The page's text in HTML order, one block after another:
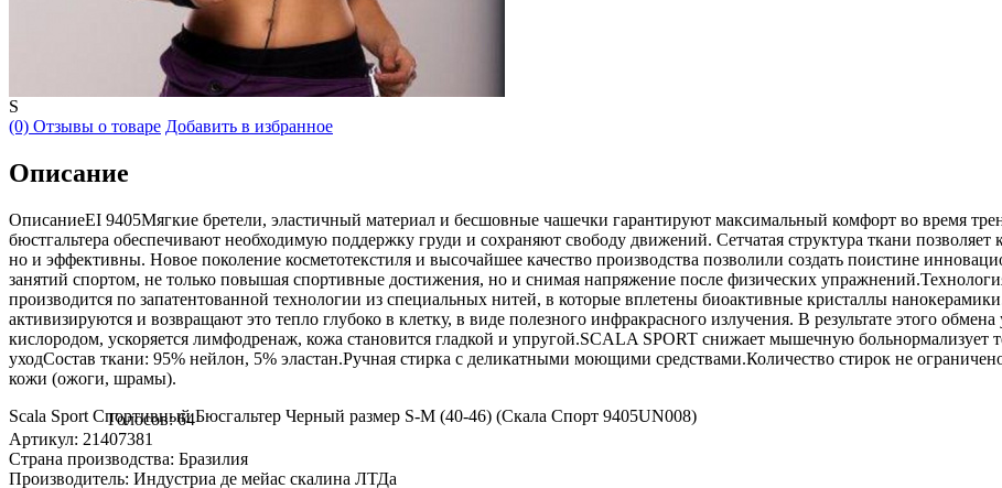
S
(0) Отзывы о товаре Добавить в избранное
Описание
ОписаниеEI 9405Мягкие бретели, эластичный материал и бесшовные чашечки гарантируют максимальный комфорт во время
бюстгальтера обеспечивают необходимую поддержку груди и сохраняют свободу движений. Сетчатая структура ткани
но и эффективны. Новое поколение косметотекстиля и высочайшее качество производства позволили создать поистине
занятий спортом, не только повышая спортивные достижения, но и снимая напряжение после физических
производится по запатентованной технологии из специальных нитей, в которые вплетены биоактивные кристаллы
активизируются и возвращают это тепло глубоко в клетку, в виде полезного инфракрасного излучения. В результате этого
кислородом, ускоряется лимфодренаж, кожа становится гладкой и упругой.SCALA SPORT снижает мышечную больнормализует
уходСостав ткани: 95% нейлон, 5% эластан.Ручная стирка с деликатными моющими средствами.Количество стирок не
кожи (ожоги, шрамы).
Scala Sport Спортивный Бюсгальтер Черный размер S-M (40-46) (Скала Спорт 9405UN008)
Голосов: 64
Артикул: 21407381
Страна производства: Бразилия
Производитель: Индустриа де мейас скалина ЛТДа